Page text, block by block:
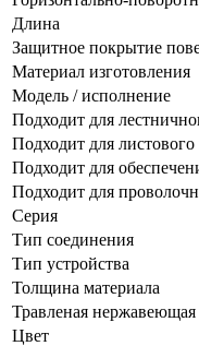
Длина
Защитное покрытие
Материал изготовления
Модель / исполнение
Подходит для
Подходит для листового
Подходит для
Подходит для
Серия
Тип соединения
Тип устройства
Толщина материала
Травленая нержавеющая
Цвет